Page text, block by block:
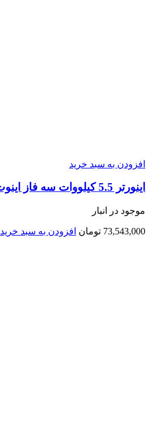
افزودن به سبد خرید
اينورتر 5.5 کیلووات سه فاز اینوت invt سری GD200A
موجود در انبار
73,543,000 تومان افزودن به سبد خرید